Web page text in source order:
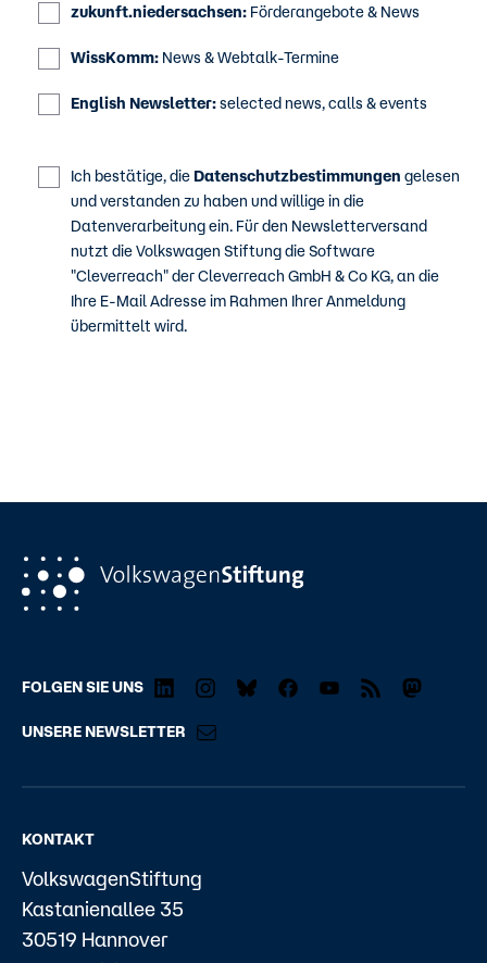
zukunft.niedersachsen: Förderangebote & News
WissKomm: News & Webtalk-Termine
English Newsletter:selected news, calls & events
Ich bestätige, die Datenschutzbestimmungen gelesen
und verstanden zu haben und willige in die
Datenverarbeitung ein. Für den Newsletterversand
nutzt die Volkswagen Stiftung die Software
"Cleverreach" der Cleverreach GmbH & Co KG, an die
Ihre E-Mail Adresse im Rahmen Ihrer Anmeldung
übermittelt wird.
FOLGEN SIE UNS
UNSERE NEWSLETTER
KONTAKT
VolkswagenStiftung
Kastanienallee 35
30519 Hannover